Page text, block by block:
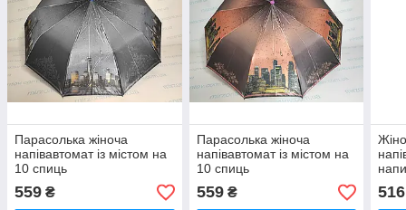
Парасолька жіноча
напівавтомат із містом на
10 спиць
559 ₴
Парасолька жіноча
напівавтомат із містом на
10 спиць
559₴ 516